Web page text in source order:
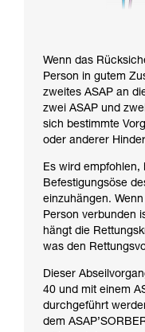
Wenn das
Person in gutem
zweites ASAP an
zwei ASAP und
sich bestimmte
oder anderer
Es wird empfohlen,
Befestigungsöse
einzuhängen.
Person verbunden
hängt die
was den
Dieser
40 und mit einem
durchgeführt
dem